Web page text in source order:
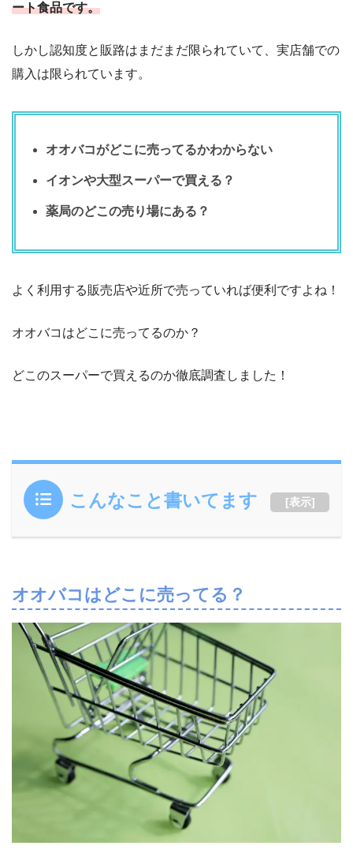
ート食品です。
しかし認知度と販路はまだまだ限られていて、実店舗での
購入は限られています。
オオバコがどこに売ってるかわからない
イオンや大型スーパーで買える？
薬局のどこの売り場にある？
よく利用する販売店や近所で売っていれば便利ですよね！
オオバコはどこに売ってるのか？
どこのスーパーで買えるのか徹底調査しました！
こんなこと書いてます [表示]
オオバコはどこに売ってる？